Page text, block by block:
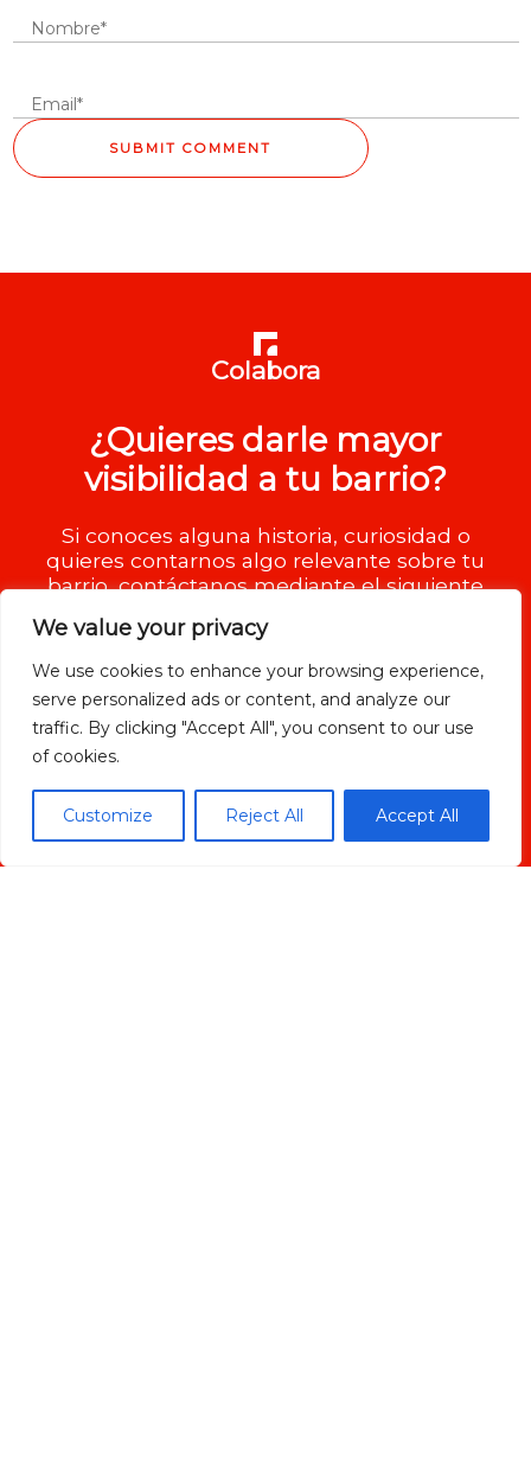
We value your privacy
We use cookies to enhance your browsing experience,
serve personalized ads or content, and analyze our
traffic. By clicking "Accept All", you consent to our use
of cookies.
Customize Reject All Accept All
Colabora
¿Quieres darle mayor
visibilidad a tu barrio?
Si conoces alguna historia, curiosidad o
quieres contarnos algo relevante sobre tu
barrio, contáctanos mediante el siguiente